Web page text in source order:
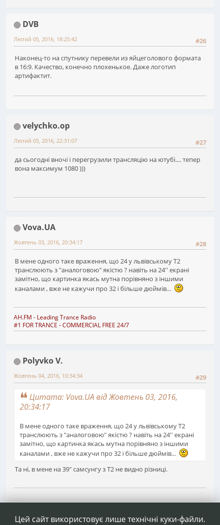
DVB
#26
Лютий 05, 2016, 18:25:42
Наконец-то на спутнику перевели из яйцеголового формата
в 16:9. Качество, конечно плохенькое. Даже логотип
артифактит.
velychko.op
#27
Лютий 05, 2016, 22:31:07
да сьогодні вночі і перегрузили трансляцію на ютубі.... тепер
вона максимум 1080 )))
Vova.UA
#28
Жовтень 03, 2016, 20:34:17
В мене одного таке враження, що 24 у львівському Т2
транслюють з "аналоговою" якістю ? навіть на 24'' екрані
замітно, що картинка якась мутна порівняно з іншими
каналами , вже не кажучи про 32 і більше дюймів...
AH.FM - Leading Trance Radio
#1 FOR TRANCE - COMMERCIAL FREE 24/7
Polyvko V.
#29
Жовтень 04, 2016, 10:34:34
Цитата: Vova.UA від Жовтень 03, 2016,
20:34:17
В мене одного таке враження, що 24 у львівському Т2
транслюють з "аналоговою" якістю ? навіть на 24'' екрані
замітно, що картинка якась мутна порівняно з іншими
каналами , вже не кажучи про 32 і більше дюймів...
Та ні, в мене на 39" самсунгу з Т2 не видно різниці.
Цей сайт використовує лише технічні куки-файли.